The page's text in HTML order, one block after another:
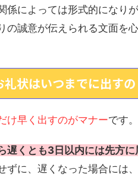
係によっては形式的になり
の誠意が伝えられる文面を
状はいつまでに出すの
け早く出すのがマナーです。
遅くとも3日以内には先方
ずに、遅くなった場合には、